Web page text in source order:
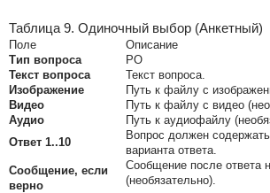
Таблица 9. Одиночный выбор (Анкетный)
Поле
Описание
Тип вопроса
PO
Текст вопроса
Текст вопроса.
Изображение
Путь к файлу с
Видео
Путь к файлу с видео
Аудио
Путь к аудиофайлу
Ответ 1..10
Вопрос должен
варианта ответа.
Сообщение, если
верно
Сообщение после ответа
(необязательно).